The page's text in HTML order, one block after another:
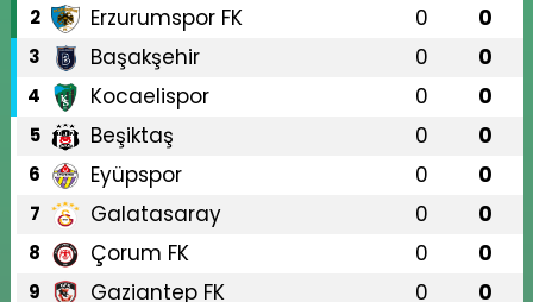
2 Erzurumspor FK 0 0
3 Başakşehir 0 0
4 Kocaelispor 0 0
5 Beşiktaş 0 0
6 Eyüpspor 0 0
7 Galatasaray 0 0
8 Çorum FK 0 0
9 Gaziantep FK 0 0